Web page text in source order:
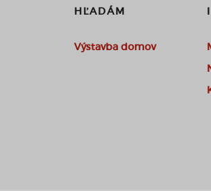
HĽADÁM
Výstavba domov